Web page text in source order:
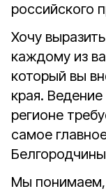
российского
Хочу
каждому из
который вы
края.
регионе
самое
Мы понимаем,